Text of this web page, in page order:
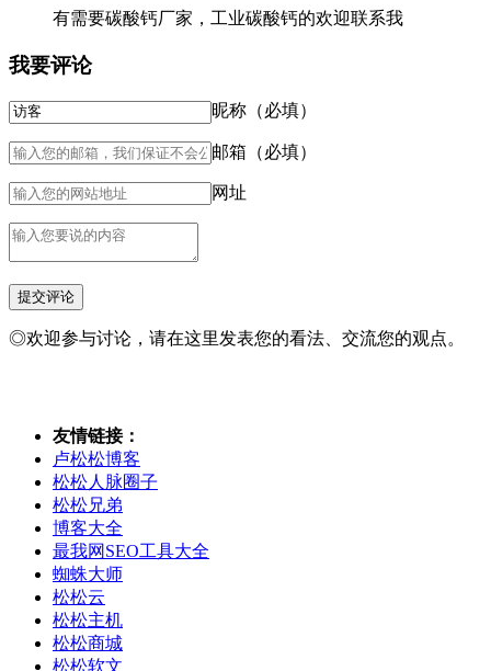
有需要碳酸钙厂家，工业碳酸钙的欢迎联系我
我要评论
昵称（必填）
邮箱（必填）
网址
◎欢迎参与讨论，请在这里发表您的看法、交流您的观点。
友情链接：
卢松松博客
松松人脉圈子
松松兄弟
博客大全
最我网SEO工具大全
蜘蛛大师
松松云
松松主机
松松商城
松松软文